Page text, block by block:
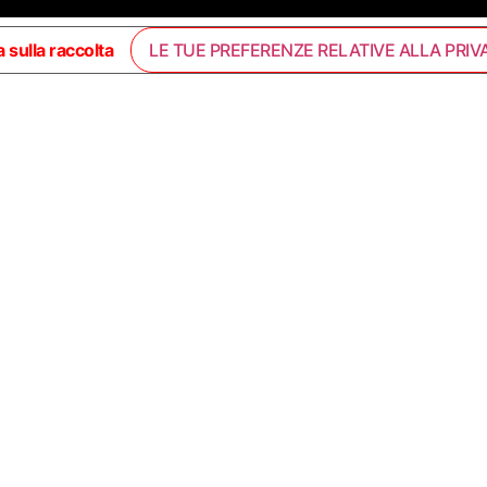
sulla raccolta LE TUE PREFERENZE RELATIVE ALLA